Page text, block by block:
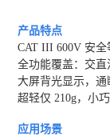
产品特点
CAT III 600V 安
全功能覆盖：交
大屏背光显示，
超轻仅 210g，小
应用场景